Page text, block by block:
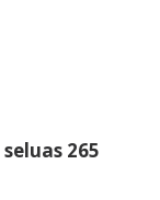
265